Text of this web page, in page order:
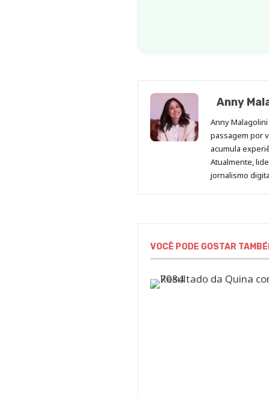
Anny
Anny
passagem por
acumula
Atualmente,
jornalismo
VOCÊ PODE GOSTAR